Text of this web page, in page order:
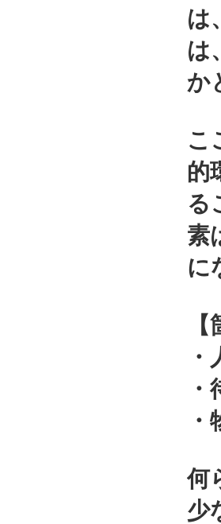
は
は
か
こ
的
る
素
に
何
少